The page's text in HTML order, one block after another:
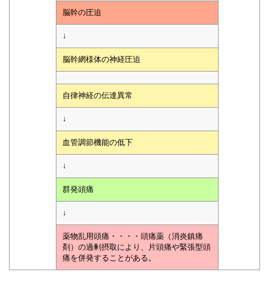
脳幹の圧迫
↓
脳幹網様体の神経圧迫
自律神経の伝達異常
↓
血管調節機能の低下
↓
群発頭痛
↓
薬物乱用頭痛・・・・頭痛薬（消炎鎮痛
剤）の過剰摂取により、片頭痛や緊張型頭
痛を併発することがある。